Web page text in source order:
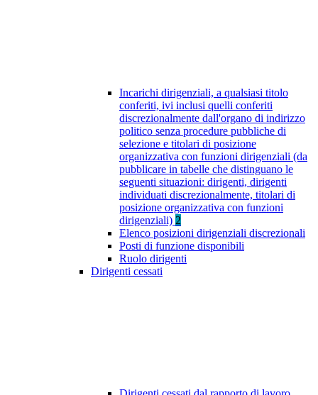
Incarichi dirigenziali, a qualsiasi titolo
conferiti, ivi inclusi quelli conferiti
discrezionalmente dall'organo di indirizzo
politico senza procedure pubbliche di
selezione e titolari di posizione
organizzativa con funzioni dirigenziali (da
pubblicare in tabelle che distinguano le
seguenti situazioni: dirigenti, dirigenti
individuati discrezionalmente, titolari di
posizione organizzativa con funzioni
dirigenziali) 2
Elenco posizioni dirigenziali discrezionali
Posti di funzione disponibili
Ruolo dirigenti
Dirigenti cessati